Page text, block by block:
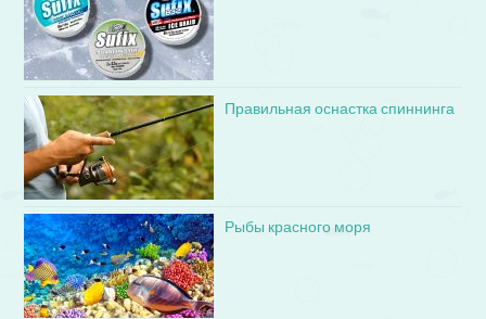
Правильная оснастка спиннинга
Рыбы красного моря